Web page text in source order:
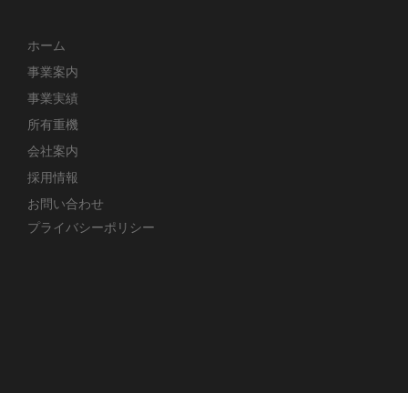
ホーム
事業案内
事業実績
所有重機
会社案内
採用情報
お問い合わせ
プライバシーポリシー